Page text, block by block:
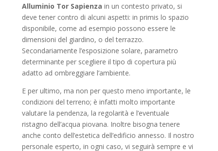
Alluminio Tor Sapienza in un contesto privato, si
deve tener contro di alcuni aspetti: in primis lo spazio
disponibile, come ad esempio possono essere le
dimensioni del giardino, o del terrazzo.
Secondariamente l’esposizione solare, parametro
determinante per scegliere il tipo di copertura più
adatto ad ombreggiare l’ambiente.
E per ultimo, ma non per questo meno importante, le
condizioni del terreno; è infatti molto importante
valutare la pendenza, la regolarità e l’eventuale
ristagno dell’acqua piovana. Inoltre bisogna tenere
anche conto dell’estetica dell’edificio annesso. Il nostro
personale esperto, in ogni caso, vi seguirà sempre e vi